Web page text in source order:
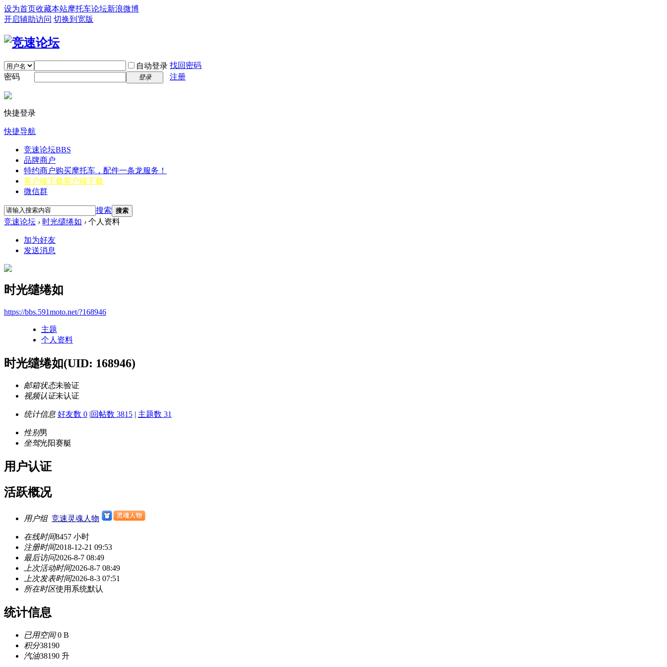
设为首页收藏本站摩托车论坛新浪微博
开启辅助访问 切换到宽版
自动登录 找回密码
密码
登录 注册
快捷登录
快捷导航
竞速论坛BBS
品牌商户
特约商户购买摩托车，配件一条龙服务！
客户端下载客户端下载
微信群
搜索 搜索
竞速论坛 › 时光缱绻如 › 个人资料
加为好友
发送消息
时光缱绻如
https://bbs.591moto.net/?168946
主题
个人资料
时光缱绻如(UID: 168946)
邮箱状态未验证
视频认证未认证
统计信息 好友数 0 |回帖数 3815 | 主题数 31
性别男
坐驾光阳赛艇
用户认证
活跃概况
用户组 竞速灵魂人物
在线时间8457 小时
注册时间2018-12-21 09:53
最后访问2026-8-7 08:49
上次活动时间2026-8-7 08:49
上次发表时间2026-8-3 07:51
所在时区使用系统默认
统计信息
已用空间0 B
积分38190
汽油38190 升